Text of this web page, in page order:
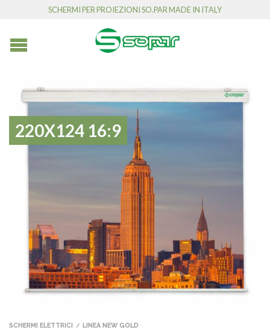
SCHERMI PER PROIEZIONI SO.PAR MADE IN ITALY
220X124 16:9
SCHERMI ELETTRICI / LINEA NEW GOLD